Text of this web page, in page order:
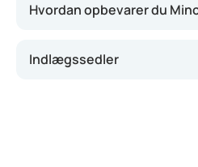
Hvordan opbevarer du
Indlægssedler